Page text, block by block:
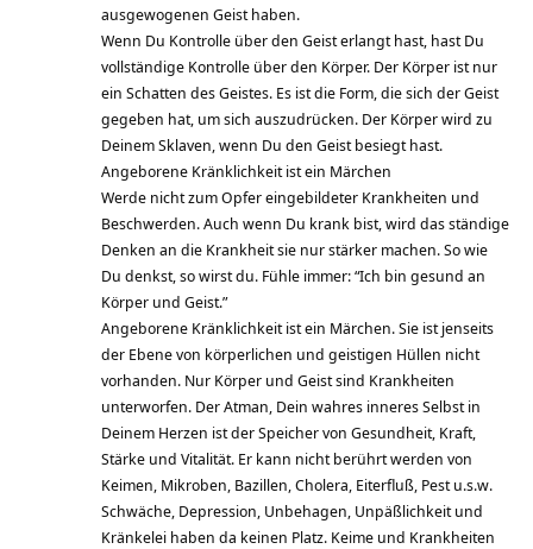
ausgewogenen Geist haben.
Wenn Du Kontrolle über den Geist erlangt hast, hast Du
vollständige Kontrolle über den Körper. Der Körper ist nur
ein Schatten des Geistes. Es ist die Form, die sich der Geist
gegeben hat, um sich auszudrücken. Der Körper wird zu
Deinem Sklaven, wenn Du den Geist besiegt hast.
Angeborene Kränklichkeit ist ein Märchen
Werde nicht zum Opfer eingebildeter Krankheiten und
Beschwerden. Auch wenn Du krank bist, wird das ständige
Denken an die Krankheit sie nur stärker machen. So wie
Du denkst, so wirst du. Fühle immer: “Ich bin gesund an
Körper und Geist.”
Angeborene Kränklichkeit ist ein Märchen. Sie ist jenseits
der Ebene von körperlichen und geistigen Hüllen nicht
vorhanden. Nur Körper und Geist sind Krankheiten
unterworfen. Der Atman, Dein wahres inneres Selbst in
Deinem Herzen ist der Speicher von Gesundheit, Kraft,
Stärke und Vitalität. Er kann nicht berührt werden von
Keimen, Mikroben, Bazillen, Cholera, Eiterfluß, Pest u.s.w.
Schwäche, Depression, Unbehagen, Unpäßlichkeit und
Kränkelei haben da keinen Platz. Keime und Krankheiten